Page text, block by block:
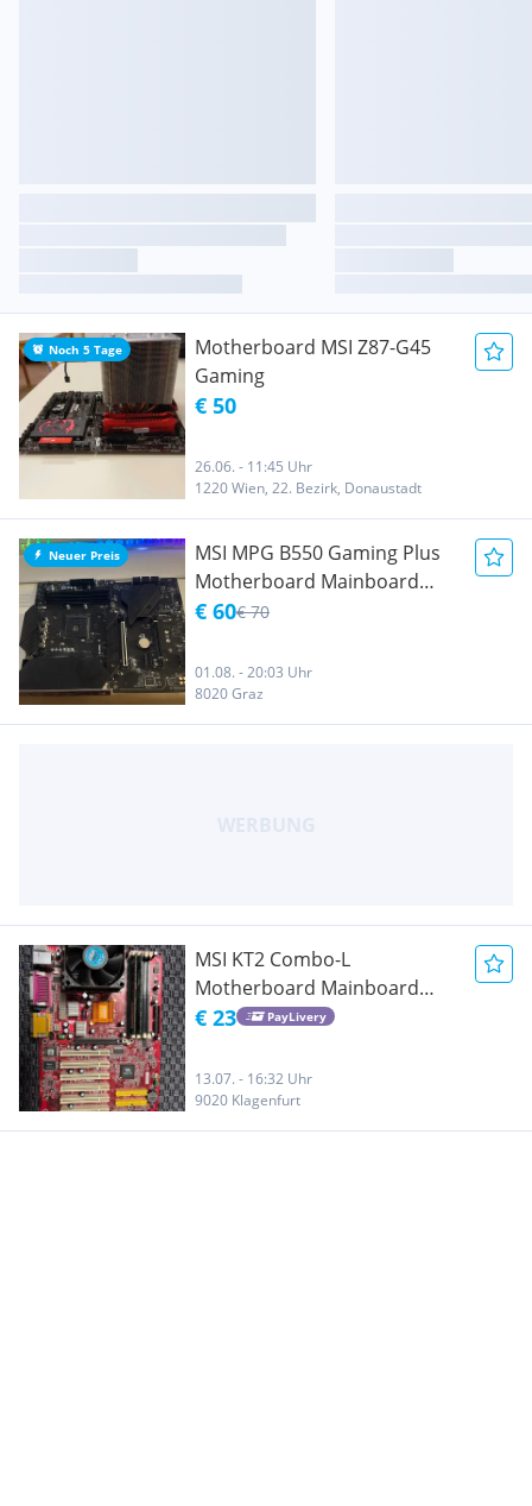
Noch 5 Tage
Motherboard MSI Z87-G45
Gaming
€ 50
26.06. - 11:45 Uhr
1220 Wien, 22. Bezirk, Donaustadt
Neuer Preis
MSI MPG B550 Gaming Plus
Motherboard Mainboard
SONDERPREIS
€ 60€ 70
01.08. - 20:03 Uhr
8020 Graz
MSI KT2 Combo-L
Motherboard Mainboard
inkl. CPU und RAM
€ 23 PayLivery
13.07. - 16:32 Uhr
9020 Klagenfurt